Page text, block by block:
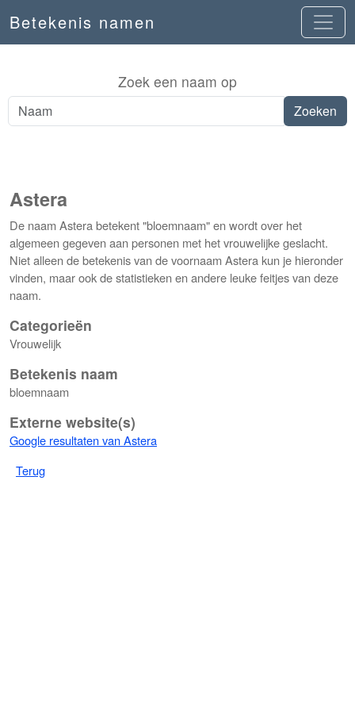
Betekenis namen
Zoek een naam op
Astera
De naam Astera betekent "bloemnaam" en wordt over het
algemeen gegeven aan personen met het vrouwelijke geslacht.
Niet alleen de betekenis van de voornaam Astera kun je hieronder
vinden, maar ook de statistieken en andere leuke feitjes van deze
naam.
Categorieën
Vrouwelijk
Betekenis naam
bloemnaam
Externe website(s)
Google resultaten van Astera
Terug